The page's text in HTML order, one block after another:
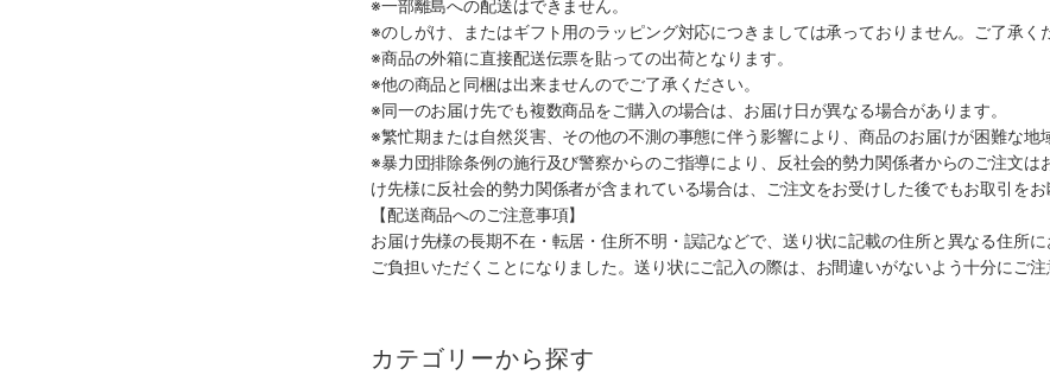
※一部離島への配送はできません。
※のしがけ、またはギフト用のラッピング対応につきましては承っておりません。ご了承く
※商品の外箱に直接配送伝票を貼っての出荷となります。
※他の商品と同梱は出来ませんのでご了承ください。
※同一のお届け先でも複数商品をご購入の場合は、お届け日が異なる場合があります。
※繁忙期または自然災害、その他の不測の事態に伴う影響により、商品のお届けが困難な地
※暴力団排除条例の施行及び警察からのご指導により、反社会的勢力関係者からのご注文
け先様に反社会的勢力関係者が含まれている場合は、ご注文をお受けした後でもお取引を
【配送商品へのご注意事項】
お届け先様の長期不在・転居・住所不明・誤記などで、送り状に記載の住所と異なる住所
ご負担いただくことになりました。送り状にご記入の際は、お間違いがないよう十分にご注
カテゴリーから探す